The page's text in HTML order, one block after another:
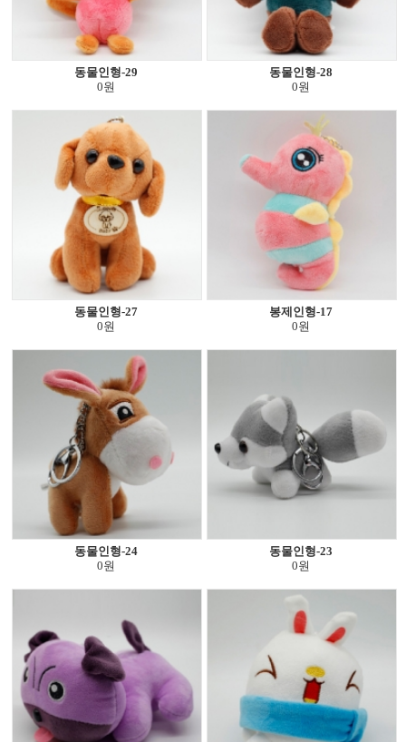
동물인형-29
0원
동물인형-28
0원
동물인형-27
0원
봉제인형-17
0원
동물인형-24
0원
동물인형-23
0원